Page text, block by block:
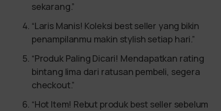
sekarang.”
“Laris Manis! Koleksi best seller yang bikin
penampilanmu makin stylish setiap hari.”
“Produk Paling Dicari! Mendapatkan rating
bintang lima dari ratusan pembeli, segera
checkout.”
“Hot Item! Rebut produk best seller sebelum